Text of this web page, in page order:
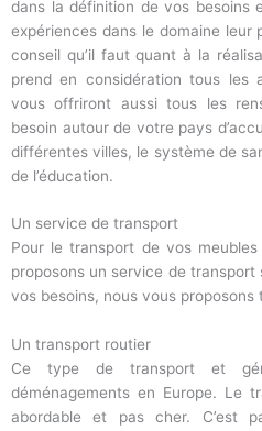
dans la définition de vos besoins
expériences dans le domaine
conseil qu’il faut quant à la
prend en considération tous
vous offriront aussi tous les
besoin autour de votre pays
différentes villes, le système de
de l’éducation.
Un service de transport
Pour le transport de vos
proposons un service de
vos besoins, nous vous
Un transport routier
Ce type de transport et
déménagements en Europe. Le
abordable et pas cher. C’est